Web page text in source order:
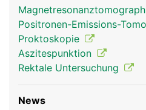
Positronen-Emissions-
Proktoskopie
Aszitespunktion
Rektale Untersuchung
News